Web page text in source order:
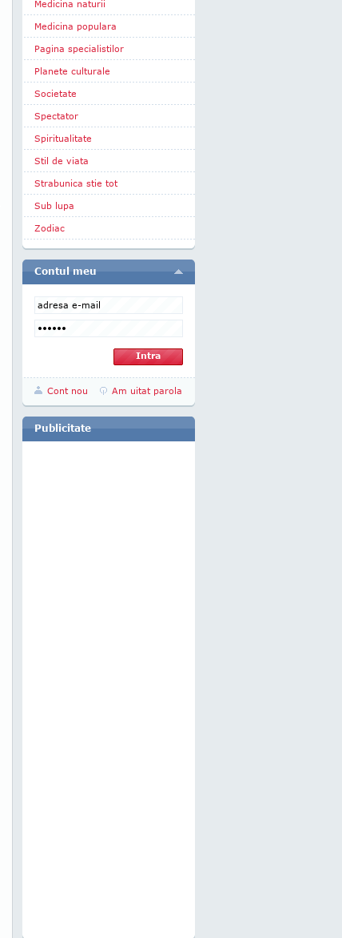
Medicina naturii
Medicina populara
Pagina specialistilor
Planete culturale
Societate
Spectator
Spiritualitate
Stil de viata
Strabunica stie tot
Sub lupa
Zodiac
Contul meu
Cont nou Am uitat parola
Publicitate